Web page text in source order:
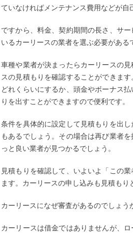
ていなければメンテナンス費用などが自
ですから、料金、契約期間の長さ、サ
いるカーリースの業者を選ぶ必要がある
車種や業者が決まったらカーリースの
スの見積もりを確認することができま
どれくらいにするか、頭金やボーナス
りを出すことができますので便利です。
条件を具体的に設定して見積もりを出
もあるでしょう。その場合は再び業者
っと良い業者が見つかるでしょう。
見積もりを確認して、いよいよ「この
ます。カーリースの申し込みも見積もり
カーリースになぜ審査があるのでしょう
カーリースは借金ではありませんが、